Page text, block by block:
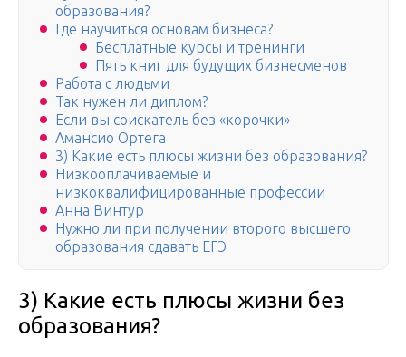
образования?
Где научиться основам бизнеса?
Бесплатные курсы и тренинги
Пять книг для будущих бизнесменов
Работа с людьми
Так нужен ли диплом?
Если вы соискатель без «корочки»
Амансио Ортега
3) Какие есть плюсы жизни без образования?
Низкооплачиваемые и
низкоквалифицированные профессии
Анна Винтур
Нужно ли при получении второго высшего
образования сдавать ЕГЭ
3) Какие есть плюсы жизни без
образования?